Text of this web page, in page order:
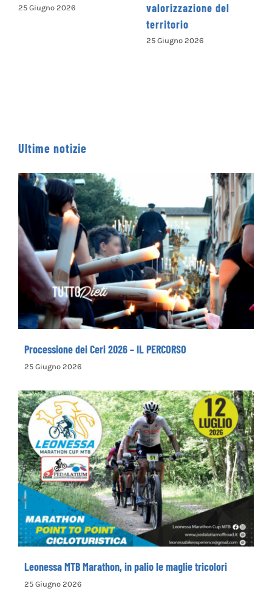
2026
valorizzazione del
25 Giugno 2026
Nazionale
Processione dei Ceri 2026 – IL PERCORSO
Processione dei Ceri 2026 – IL PERCORSO
Leonessa MTB Marathon, in palio le maglie
tricolori
Leonessa MTB Marathon, in palio le maglie tricolori